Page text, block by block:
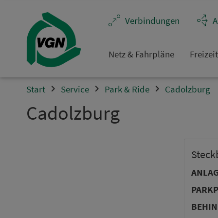
Ver­bin­dungen
Netz & Fahrpläne
Start Service Park & Ride Cadolzburg
Cadolzburg